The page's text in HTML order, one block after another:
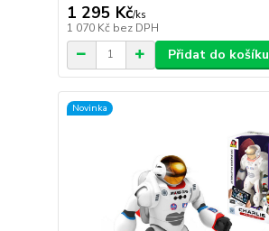
1 295 Kč/ks
1 070 Kč bez DPH
Přidat do košíku
Novinka